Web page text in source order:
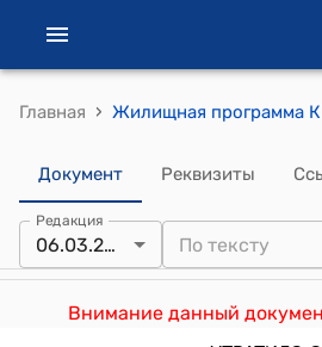
Главная ›
Документ Реквизиты
Редакция
06.03.2025
Внимание данный